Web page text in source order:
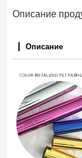
Описание
Описание